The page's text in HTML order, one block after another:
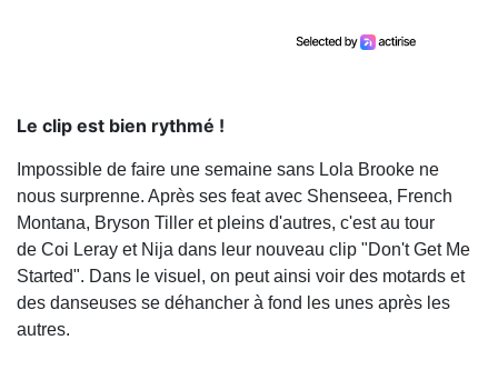
Le clip est bien rythmé !
Impossible de faire une semaine sans Lola Brooke ne
nous surprenne. Après ses feat avec Shenseea, French
Montana, Bryson Tiller et pleins d'autres, c'est au tour
de Coi Leray et Nija dans leur nouveau clip "Don't Get Me
Started". Dans le visuel, on peut ainsi voir des motards et
des danseuses se déhancher à fond les unes après les
autres.